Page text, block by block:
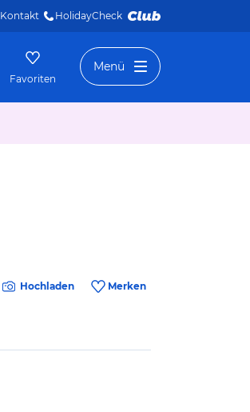
Kontakt HolidayCheck
Favoriten
Menü
Hochladen Merken